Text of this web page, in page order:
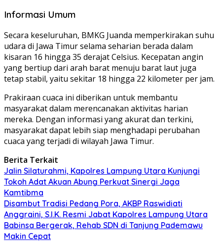
Informasi Umum
Secara keseluruhan, BMKG Juanda memperkirakan suhu
udara di Jawa Timur selama seharian berada dalam
kisaran 16 hingga 35 derajat Celsius. Kecepatan angin
yang bertiup dari arah barat menuju barat laut juga
tetap stabil, yaitu sekitar 18 hingga 22 kilometer per jam.
Prakiraan cuaca ini diberikan untuk membantu
masyarakat dalam merencanakan aktivitas harian
mereka. Dengan informasi yang akurat dan terkini,
masyarakat dapat lebih siap menghadapi perubahan
cuaca yang terjadi di wilayah Jawa Timur.
Berita Terkait
Jalin Silaturahmi, Kapolres Lampung Utara Kunjungi
Tokoh Adat Akuan Abung Perkuat Sinergi Jaga
Kamtibma
Disambut Tradisi Pedang Pora, AKBP Raswidiati
Anggraini, S.I.K. Resmi Jabat Kapolres Lampung Utara
Babinsa Bergerak, Rehab SDN di Tanjung Pademawu
Makin Cepat